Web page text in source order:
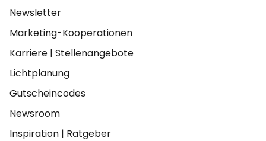
Newsletter
Marketing-Kooperationen
Karriere | Stellenangebote
Lichtplanung
Gutscheincodes
Newsroom
Inspiration | Ratgeber